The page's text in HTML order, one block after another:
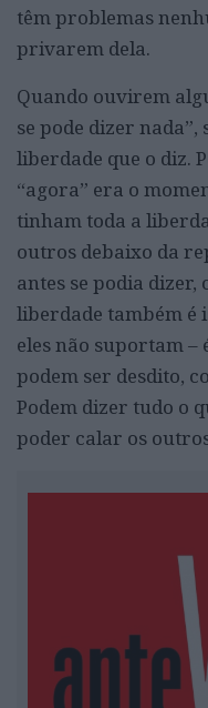
têm problemas
privarem dela.
Quando ouvirem
se pode dizer
liberdade que o diz.
“agora” era o
tinham toda a
outros debaixo da
antes se podia
liberdade também é
eles não suportam –
podem ser desdito,
Podem dizer tudo o
poder calar os